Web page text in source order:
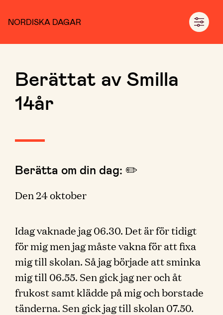
NORDISKA DAGAR
Berättat av Smilla
14år
Berätta om din dag: ✏️
Den 24 oktober
Idag vaknade jag 06.30. Det är för tidigt
för mig men jag måste vakna för att fixa
mig till skolan. Så jag började att sminka
mig till 06.55. Sen gick jag ner och åt
frukost samt klädde på mig och borstade
tänderna. Sen gick jag till skolan 07.50.